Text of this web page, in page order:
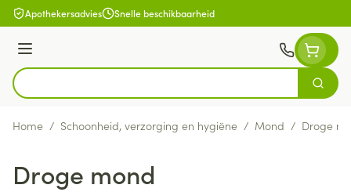
Ga naar de inhoud
Apothekersadvies Snelle beschikbaarheid
Menu
Product, merk, categorie...
Zoek
Home / Schoonheid, verzorging en hygiëne / Mond / Droge
Droge mond